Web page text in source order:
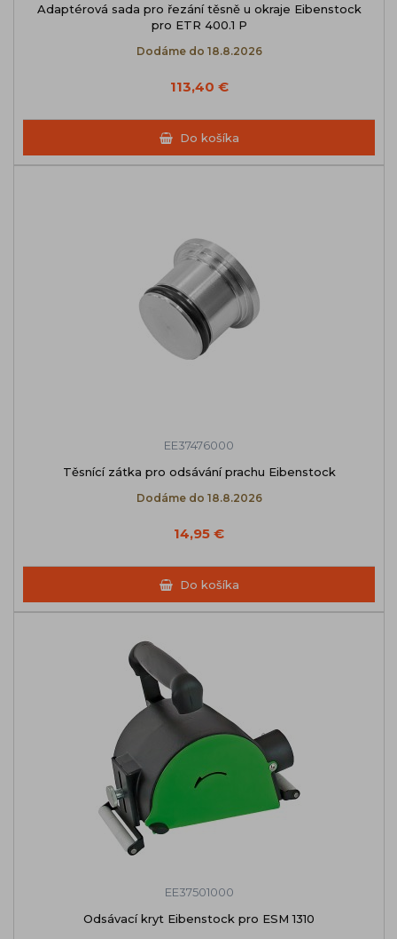
Adaptérová sada pro řezání těsně u okraje Eibenstock
pro ETR 400.1 P
Dodáme do 18.8.2026
113,40 €
Do košíka
EE37476000
Těsnící zátka pro odsávání prachu Eibenstock
Dodáme do 18.8.2026
14,95 €
Do košíka
EE37501000
Odsávací kryt Eibenstock pro ESM 1310